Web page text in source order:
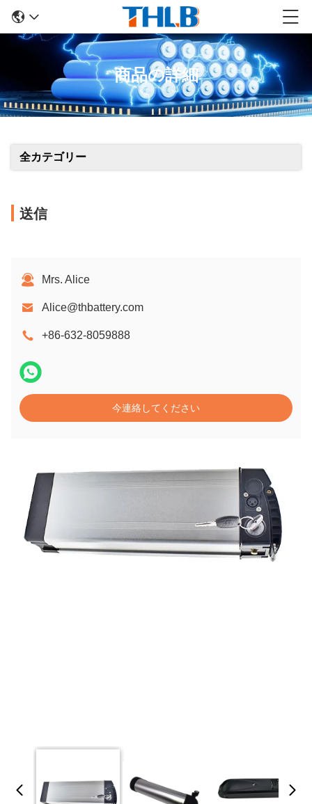
商品の詳細
全カテゴリー
送信
Mrs. Alice
Alice@thbattery.com
+86-632-8059888
今連絡してください